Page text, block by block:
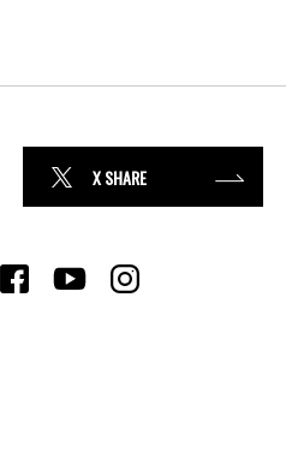
X SHARE